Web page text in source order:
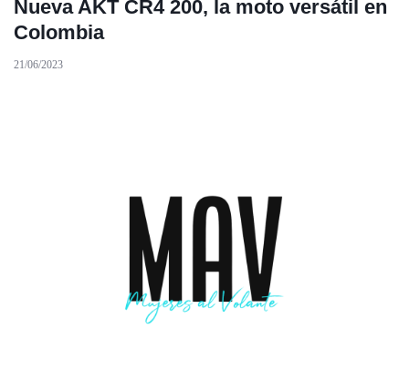
Nueva AKT CR4 200, la moto versátil en
Colombia
21/06/2023